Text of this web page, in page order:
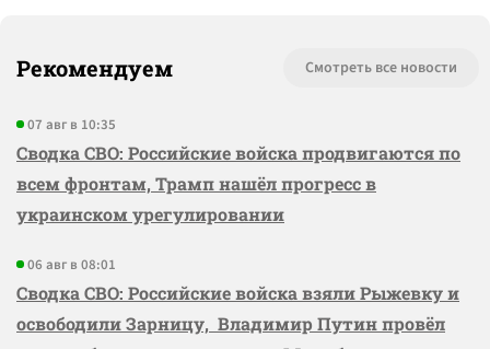
Рекомендуем Смотреть все новости
07 авг в 10:35
Сводка СВО: Российские войска продвигаются по
всем фронтам, Трамп нашёл прогресс в
украинском урегулировании
06 авг в 08:01
Сводка СВО: Российские войска взяли Рыжевку и
освободили Зарницу, Владимир Путин провёл